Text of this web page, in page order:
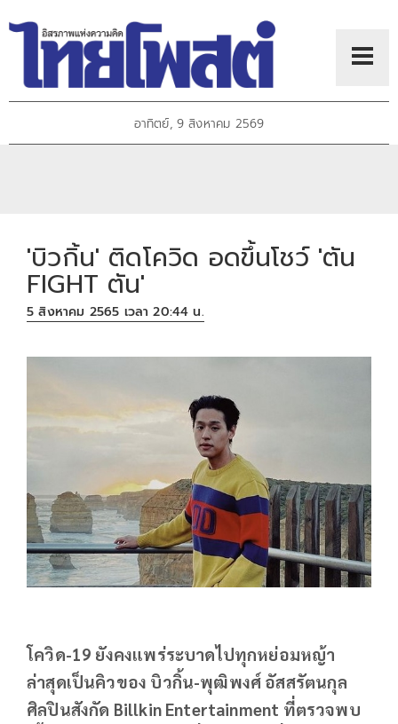
อาทิตย์, 9 สิงหาคม 2569
'บิวกิ้น' ติดโควิด อดขึ้นโชว์ 'ตัน
FIGHT ตัน'
5 สิงหาคม 2565 เวลา 20:44 น.
โควิด-19 ยังคงแพร่ระบาดไปทุกหย่อมหญ้า
ล่าสุดเป็นคิวของ บิวกิ้น-พุฒิพงศ์ อัสสรัตนกุล
ศิลปินสังกัด Billkin Entertainment ที่ตรวจพบ